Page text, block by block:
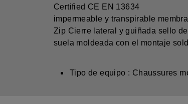
Certified CE EN 13634
impermeable y transpirable
Zip Cierre lateral y guiñada sello
suela moldeada con el montaje
Tipo de equipo : Chaussures